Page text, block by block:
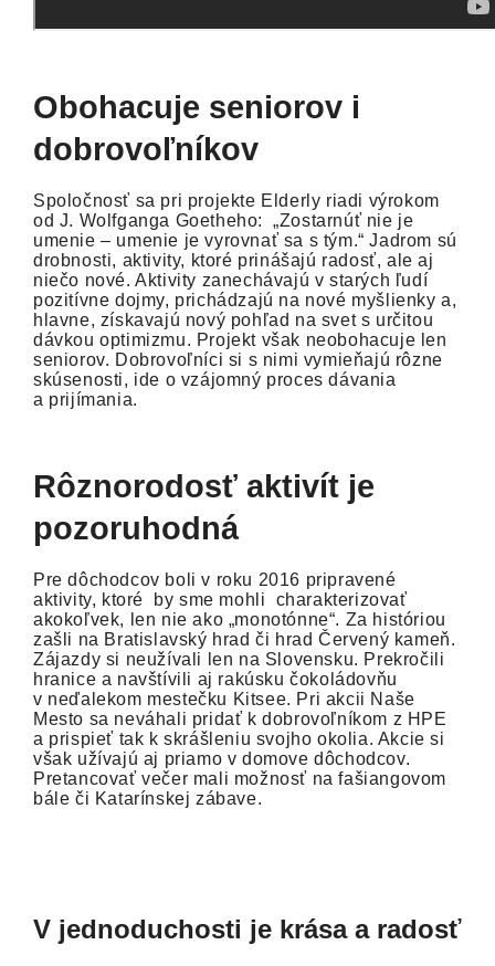
Obohacuje seniorov i
dobrovoľníkov
Spoločnosť sa pri projekte Elderly riadi výrokom
od J. Wolfganga Goetheho: „Zostarnúť nie je
umenie – umenie je vyrovnať sa s tým.“ Jadrom sú
drobnosti, aktivity, ktoré prinášajú radosť, ale aj
niečo nové. Aktivity zanechávajú v starých ľudí
pozitívne dojmy, prichádzajú na nové myšlienky a,
hlavne, získavajú nový pohľad na svet s určitou
dávkou optimizmu. Projekt však neobohacuje len
seniorov. Dobrovoľníci si s nimi vymieňajú rôzne
skúsenosti, ide o vzájomný proces dávania
a prijímania.
Rôznorodosť aktivít je
pozoruhodná
Pre dôchodcov boli v roku 2016 pripravené
aktivity, ktoré by sme mohli charakterizovať
akokoľvek, len nie ako „monotónne“. Za históriou
zašli na Bratislavský hrad či hrad Červený kameň.
Zájazdy si neužívali len na Slovensku. Prekročili
hranice a navštívili aj rakúsku čokoládovňu
v neďalekom mestečku Kitsee. Pri akcii Naše
Mesto sa neváhali pridať k dobrovoľníkom z HPE
a prispieť tak k skrášleniu svojho okolia. Akcie si
však užívajú aj priamo v domove dôchodcov.
Pretancovať večer mali možnosť na fašiangovom
bále či Katarínskej zábave.
V jednoduchosti je krása a radosť